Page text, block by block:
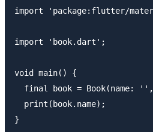
import 'package:flutter/
import 'book.dart';
void main() {
final book = Book(name:
  print(book.name);